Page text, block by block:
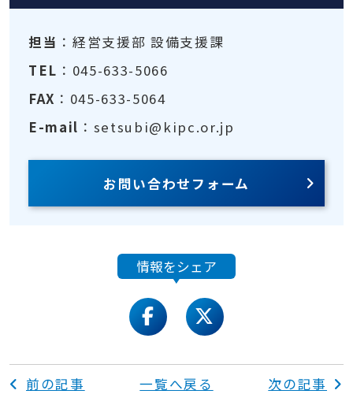
担当 ：経営支援部 設備支援課
TEL ：045-633-5066
FAX ：045-633-5064
E-mail ：setsubi@kipc.or.jp
お問い合わせフォーム
情報をシェア
facebooktwitter
前の記事 一覧へ戻る 次の記事